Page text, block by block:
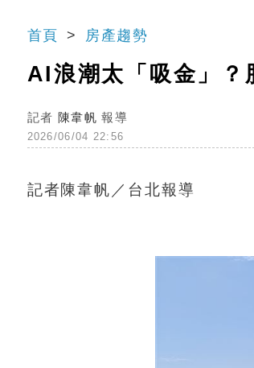
首頁 房產趨勢
AI浪潮太「吸金」？
記者 陳韋帆 報導
2026/06/04 22:56
記者陳韋帆／台北報導